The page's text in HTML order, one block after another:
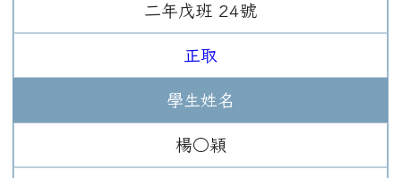
二年 戊班 24號
正取
學生姓名
楊○穎